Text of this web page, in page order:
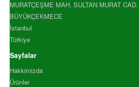
YENİBAHAR ÖĞÜTÜLMÜŞ .
YENİBAHAR ÖĞÜTÜLMÜŞ .
YENİBAHAR TANE 1000 GR
YEŞİL FESLEĞEN 500 GR
MURATÇEŞME MAH. SULTAN MURAT
BÜYÜKÇEKMECE
İstanbul
Türkiye
Sayfalar
Hakkimizda
Ürünler